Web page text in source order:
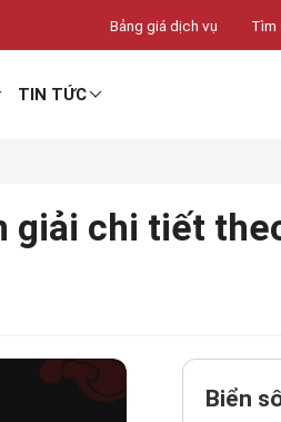
Bảng giá dịch vụ Tìm
TIN TỨC
giải chi tiết
Biển